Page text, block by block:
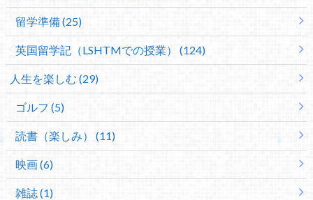
留学準備 (25)
英国留学記（LSHTMでの授業） (124)
人生を楽しむ (29)
ゴルフ (5)
読書（楽しみ） (11)
映画 (6)
雑誌 (1)